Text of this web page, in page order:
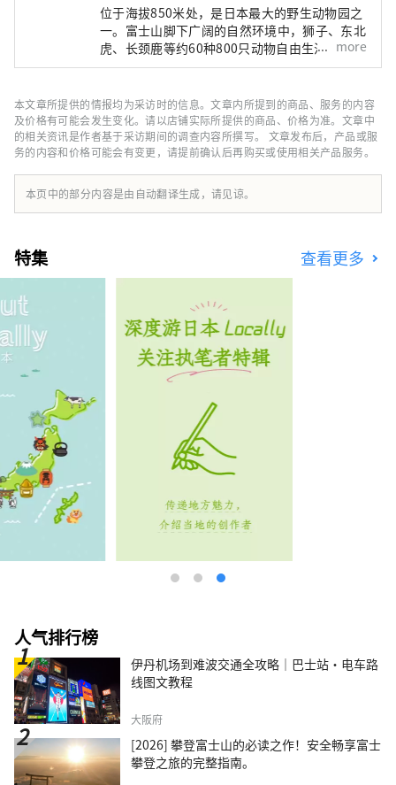
位于海拔850米处，是日本最大的野生动物园之
一。富士山脚下广阔的自然环境中，狮子、东北
虎、长颈鹿等约60种800只动物自由生活。 公
园分为野生动物区和互动区，您可以在自然环境
more
本文章所提供的情报均为采访时的信息。文章内所提到的商品、服务的内容
及价格有可能会发生变化。请以店铺实际所提供的商品、价格为准。文章中
的相关资讯是作者基于采访期间的调查内容所撰写。 文章发布后，产品或服
务的内容和价格可能会有变更，请提前确认后再购买或使用相关产品服务。
本页中的部分内容是由自动翻译生成，请见谅。
特集 查看更多
人气排行榜
伊丹机场到难波交通全攻略｜巴士站・电车路
线图文教程
大阪府
[2026] 攀登富士山的必读之作！安全畅享富士
攀登之旅的完整指南。